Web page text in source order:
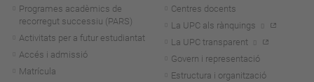
Programes acadèmics de
recorregut successiu (PARS)
Activitats per a futur estudiantat
Accés i admissió
Matrícula
Centres docents
La UPC als rànquings
La UPC transparent
Govern i representació
Estructura i organització